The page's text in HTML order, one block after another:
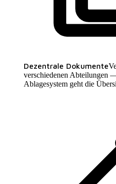
Dezentrale Dokumente
verschiedenen Abteilungen
Ablagesystem geht die